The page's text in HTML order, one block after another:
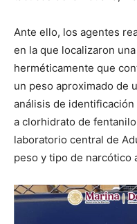
Ante ello, los agentes
en la que localizaron
herméticamente que
un peso aproximado de
análisis de
a clorhidrato de
laboratorio central de
peso y tipo de narcótico